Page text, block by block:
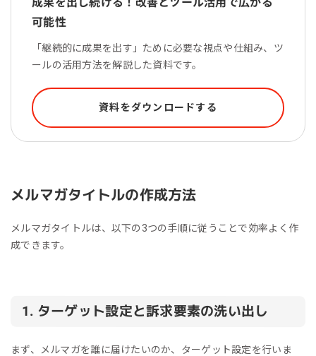
可能性
「継続的に成果を出す」ために必要な視点や仕組み、ツ
ールの活用方法を解説した資料です。
資料をダウンロードする
メルマガタイトルの作成方法
メルマガタイトルは、以下の3つの手順に従うことで効率よく作
成できます。
1. ターゲット設定と訴求要素の洗い出し
まず、メルマガを誰に届けたいのか、ターゲット設定を行いま